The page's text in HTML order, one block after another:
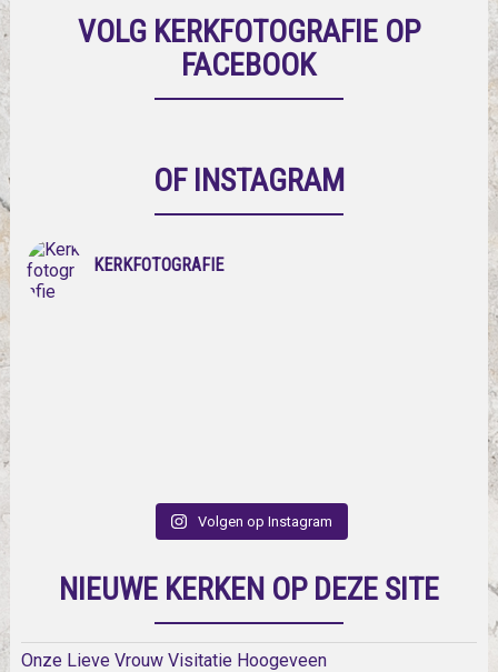
VOLG KERKFOTOGRAFIE OP
FACEBOOK
OF INSTAGRAM
KERKFOTOGRAFIE
Volgen op Instagram
NIEUWE KERKEN OP DEZE SITE
Onze Lieve Vrouw Visitatie Hoogeveen